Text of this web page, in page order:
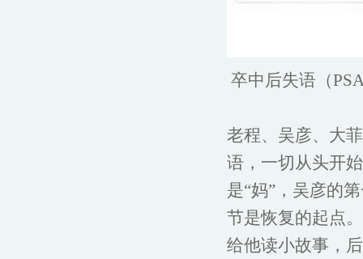
卒中后失语（
老程、吴彦、大
语，一切从头开
是“妈”，吴彦的
节是恢复的起点
给他读小故事，